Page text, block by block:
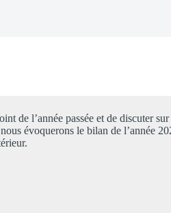
de l’année passée et de discuter
évoquerons le bilan de l’année